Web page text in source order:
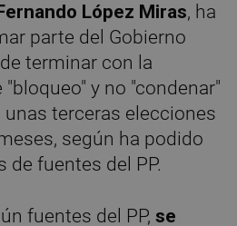
López Miras, ha
parte del Gobierno
terminar con la
y no "condenar"
terceras elecciones
según ha podido
de fuentes del PP.
fuentes del PP, se